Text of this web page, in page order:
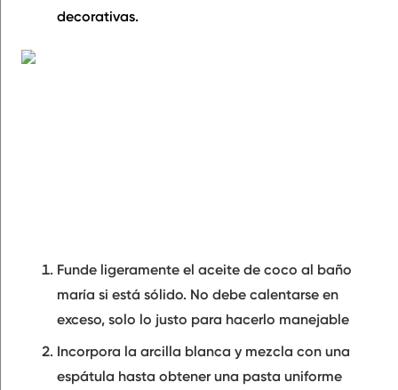
decorativas.
Funde ligeramente el aceite de coco al baño
maría si está sólido. No debe calentarse en
exceso, solo lo justo para hacerlo manejable
Incorpora la arcilla blanca y mezcla con una
espátula hasta obtener una pasta uniforme